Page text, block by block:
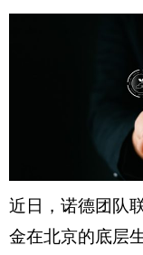
近日，诺德团队
金在北京的底层